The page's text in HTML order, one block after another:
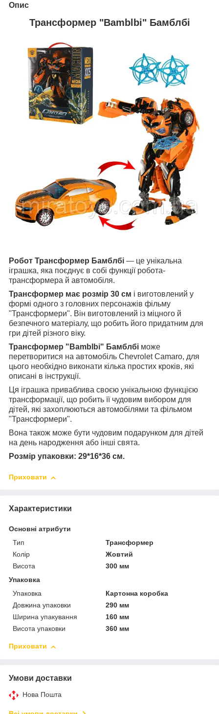
Опис
Трансформер "Bamblbi" Бамблбі
Робот Трансформер Бамблбі — це унікальна
іграшка, яка поєднує в собі функції робота-
трансформера й автомобіля.
Трансформер має розмір 30 см і виготовлений у
формі одного з головних персонажів фільму
"Трансформери". Він виготовлений із міцного й
безпечного матеріалу, що робить його придатним для
гри дітей різного віку.
Трансформер "Bamblbi" Бамблбі може
перетворитися на автомобіль Chevrolet Camaro, для
цього необхідно виконати кілька простих кроків, які
описані в інструкції.
Ця іграшка приваблива своєю унікальною функцією
трансформації, що робить її чудовим вибором для
дітей, які захоплюються автомобілями та фільмом
"Трансформери".
Вона також може бути чудовим подарунком для дітей
на день народження або інші свята.
Розмір упаковки: 29*16*36 см.
Приховати
Характеристики
Основні атрибути
Тип
Трансформер
Колір
Жовтий
Висота
300 мм
Упаковка
Упаковка
Картонна коробка
Довжина упаковки
290 мм
Ширина упакування
160 мм
Висота упаковки
360 мм
Приховати
Умови доставки
Нова Пошта